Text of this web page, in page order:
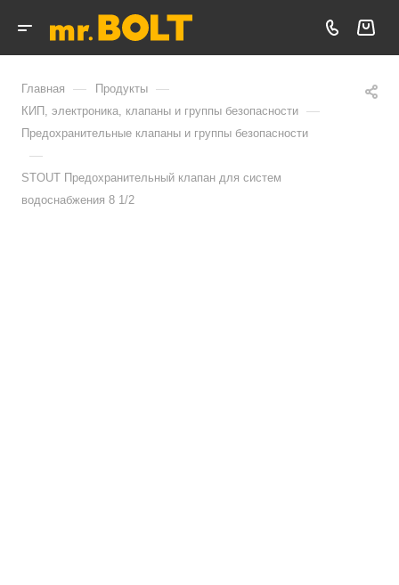
Главная — Продукты —
КИП, электроника, клапаны и группы безопасности —
Предохранительные клапаны и группы безопасности
—
STOUT Предохранительный клапан для систем
водоснабжения 8 1/2